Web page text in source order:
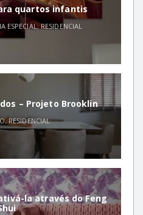
quartos infantis
ESPECIAL,RESIDENCIAL
– Projeto Brooklin
,RESIDENCIAL
la através do Feng